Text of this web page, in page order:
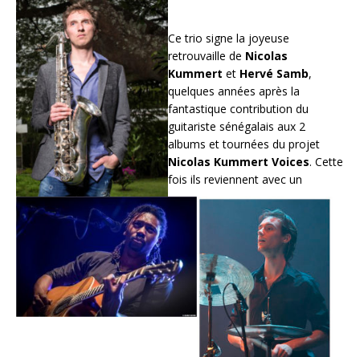
Ce trio signe la joyeuse
retrouvaille de Nicolas
Kummert et Hervé Samb,
quelques années après la
fantastique contribution du
guitariste sénégalais aux 2
albums et tournées du projet
Nicolas Kummert Voices. Cette
fois ils reviennent avec un